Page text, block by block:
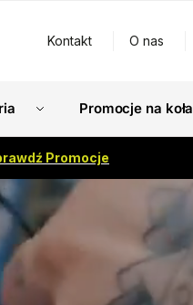
Kontakt O nas
Promocje na koła
Promocje